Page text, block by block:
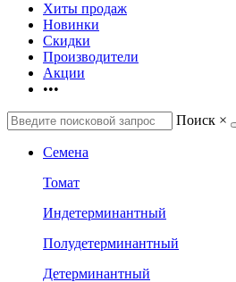
Хиты продаж
Новинки
Скидки
Производители
Акции
•••
Поиск ×
Семена
Томат
Индетерминантный
Полудетерминантный
Детерминантный